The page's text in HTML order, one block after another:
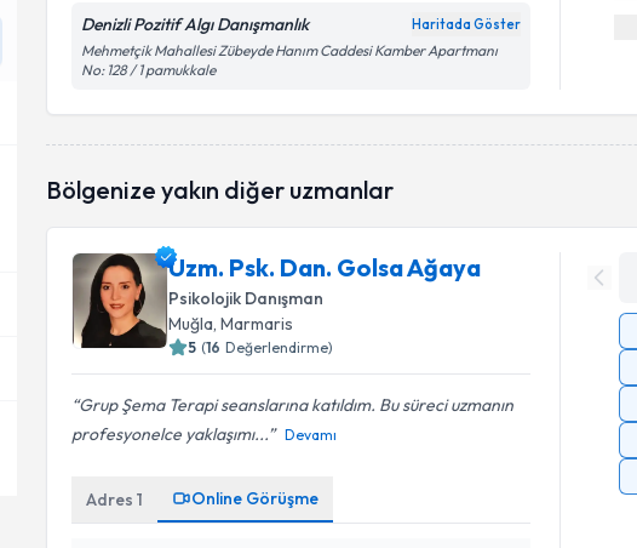
Denizli Pozitif Algı Danışmanlık Haritada Göster
Mehmetçik Mahallesi Zübeyde Hanım Caddesi Kamber Apartmanı
No: 128 / 1 pamukkale
Bölgenize yakın diğer uzmanlar
Uzm. Psk. Dan. Golsa Ağaya
Psikolojik Danışman
Muğla, Marmaris
5 (16 Değerlendirme)
Grup Şema Terapi seanslarına katıldım. Bu süreci uzmanın
profesyonelce yaklaşımı...
Devamı
Adres1 Online Görüşme